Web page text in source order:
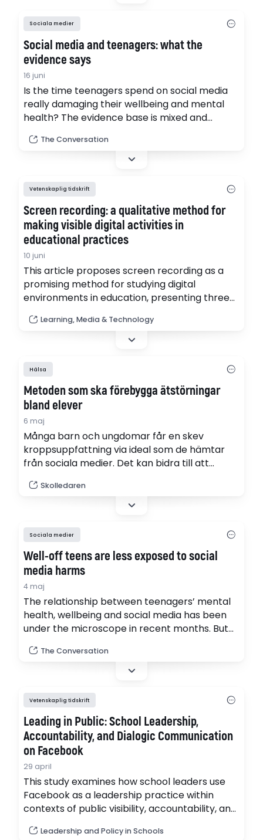
Sociala medier
Social media and teenagers: what the
evidence says
16 juni
Is the time teenagers spend on social media
really damaging their wellbeing and mental
health? The evidence base is mixed and
The Conversation
Vetenskaplig tidskrift
Screen recording: a qualitative method for
making visible digital activities in
educational practices
10 juni
This article proposes screen recording as a
promising method for studying digital
environments in education, presenting three
qualitative design: social media use in the
classroom, school leadership practice, and
Learning, Media & Technology
Hälsa
Metoden som ska förebygga ätstörningar
bland elever
6 maj
Många barn och ungdomar får en skev
kroppsuppfattning via ideal som de hämtar
från sociala medier. Det kan bidra till att
Ghaderi vid Karolinska institutet vill nu nå
skolledare och elevhälsoteam för att arbeta
Skolledaren
Sociala medier
Well-off teens are less exposed to social
media harms
4 maj
The relationship between teenagers’ mental
health, wellbeing and social media has been
under the microscope in recent months. But
vital detail: teenagers aren’t all the same.
Factors like location and household income
how it impacts their mental health.
The Conversation
Vetenskaplig tidskrift
Leading in Public: School Leadership,
Accountability, and Dialogic Communication
on Facebook
29 april
This study examines how school leaders use
Facebook as a leadership practice within
contexts of public visibility, accountability, and
relations theory, it explores how policy
Leadership and Policy in Schools